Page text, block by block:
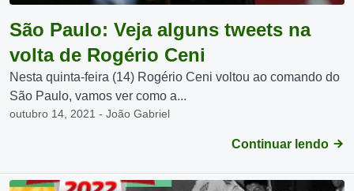
São Paulo: Veja alguns tweets na
volta de Rogério Ceni
Nesta quinta-feira (14) Rogério Ceni voltou ao comando do
São Paulo, vamos ver como a...
outubro 14, 2021 - João Gabriel
Continuar lendo